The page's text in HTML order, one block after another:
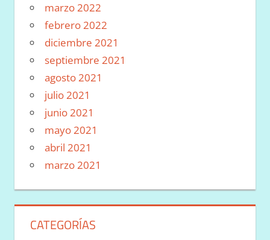
marzo 2022
febrero 2022
diciembre 2021
septiembre 2021
agosto 2021
julio 2021
junio 2021
mayo 2021
abril 2021
marzo 2021
CATEGORÍAS